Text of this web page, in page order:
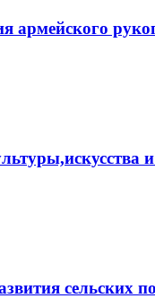
армейского
сельских